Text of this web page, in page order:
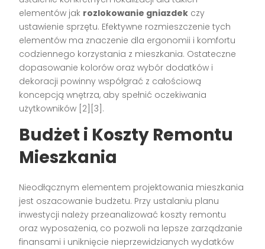
elementów jak rozlokowanie gniazdek czy
ustawienie sprzętu. Efektywne rozmieszczenie tych
elementów ma znaczenie dla ergonomii i komfortu
codziennego korzystania z mieszkania. Ostateczne
dopasowanie kolorów oraz wybór dodatków i
dekoracji powinny współgrać z całościową
koncepcją wnętrza, aby spełnić oczekiwania
użytkowników [2][3].
Budżet i Koszty Remontu
Mieszkania
Nieodłącznym elementem projektowania mieszkania
jest oszacowanie budżetu. Przy ustalaniu planu
inwestycji należy przeanalizować koszty remontu
oraz wyposażenia, co pozwoli na lepsze zarządzanie
finansami i uniknięcie nieprzewidzianych wydatków